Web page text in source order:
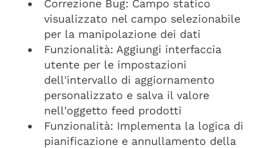
Correzione Bug: Campo statico
visualizzato nel campo selezionabile
per la manipolazione dei dati
Funzionalità: Aggiungi interfaccia
utente per le impostazioni
dell'intervallo di aggiornamento
personalizzato e salva il valore
nell'oggetto feed prodotti
Funzionalità: Implementa la logica di
pianificazione e annullamento della